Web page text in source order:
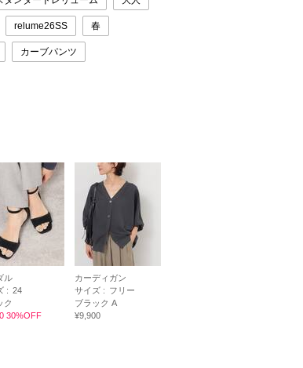
relume26SS 春
カーブパンツ
ル
: 24
ク
30%OFF
カーディガン
サイズ : フリー
ブラック A
¥9,900